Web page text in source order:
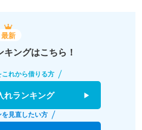
最新
ングはこちら！
れから借りる方
れランキング
見直したい方